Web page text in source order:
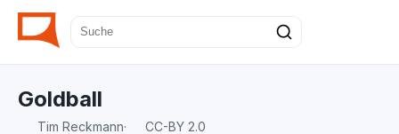
Goldball
Tim Reckmann· CC-BY 2.0